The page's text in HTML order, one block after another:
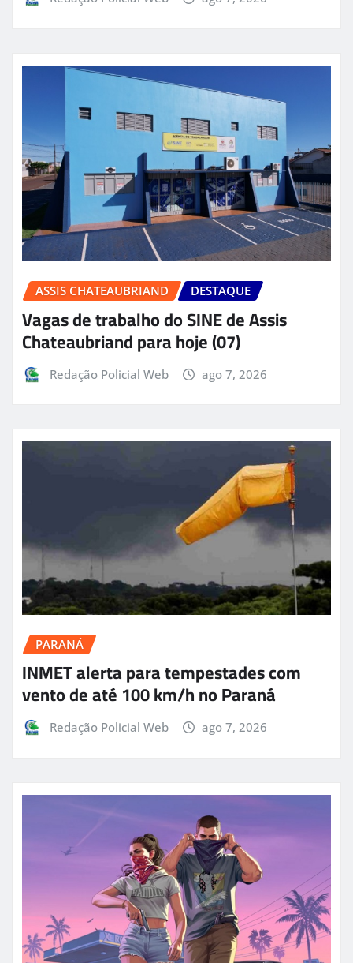
ASSIS CHATEAUBRIAND DESTAQUE
Vagas de trabalho do SINE de Assis
Chateaubriand para hoje (07)
Redação Policial Web ago 7, 2026
PARANÁ
INMET alerta para tempestades com
vento de até 100 km/h no Paraná
Redação Policial Web ago 7, 2026